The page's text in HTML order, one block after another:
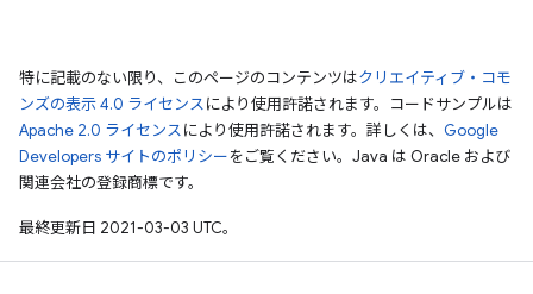
特に記載のない限り、このページのコンテンツはクリエイティブ・コモ
ンズの表示 4.0 ライセンスにより使用許諾されます。コードサンプルは
Apache 2.0 ライセンスにより使用許諾されます。詳しくは、 Google
Developers サイトのポリシーをご覧ください。Java は Oracle および
関連会社の登録商標です。
最終更新日 2021-03-03 UTC。